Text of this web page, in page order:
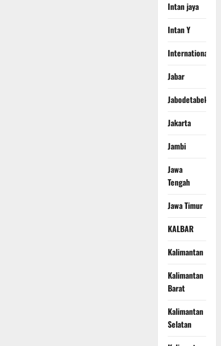
Intan jaya
Intan Y
International
Jabar
Jabodetabek
Jakarta
Jambi
Jawa
Tengah
Jawa Timur
KALBAR
Kalimantan
Kalimantan
Barat
Kalimantan
Selatan